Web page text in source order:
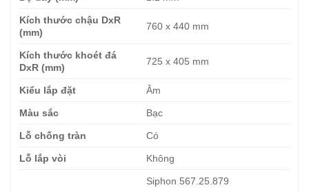
Kích thước chậu DxR
(mm)
760 x 440 mm
Kích thước khoét đá
DxR (mm)
725 x 405 mm
Kiểu lắp đặt Âm
Màu sắc Bạc
Lỗ chống tràn Có
Lỗ lắp vòi Không
Siphon 567.25.879